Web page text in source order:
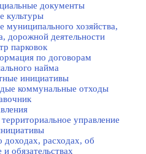
документы
культуры
муниципального хозяйства,
дорожной деятельности
парковок
по договорам
найма
инициативы
коммунальные отходы
управление
доходах, расходах, об
обязательствах